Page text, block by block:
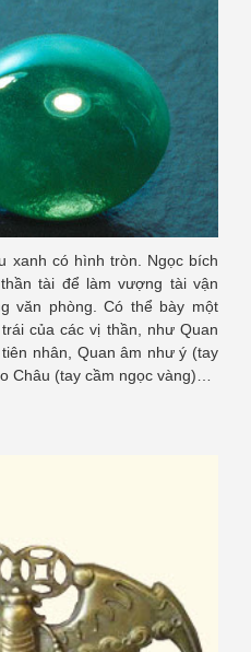
xanh có hình tròn. Ngọc bích
tài để làm vượng tài vận
văn phòng. Có thể bày một
của các vị thần, như Quan
nhân, Quan âm như ý (tay
Châu (tay cầm ngọc vàng)…